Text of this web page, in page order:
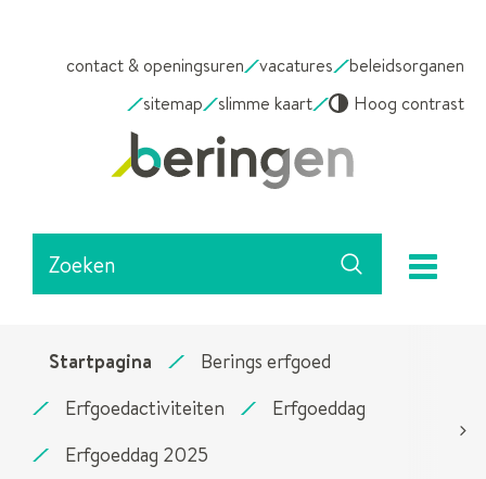
NAAR
contact & openingsuren vacatures
beleidsorganen
sitemap
slimme kaart Hoog contrast
Stad
Beringen
kunnen
we
helpen?
Zoeken
Startpagina
Berings erfgoed
Erfgoedactiviteiten
Erfgoeddag
Erfgoeddag 2025